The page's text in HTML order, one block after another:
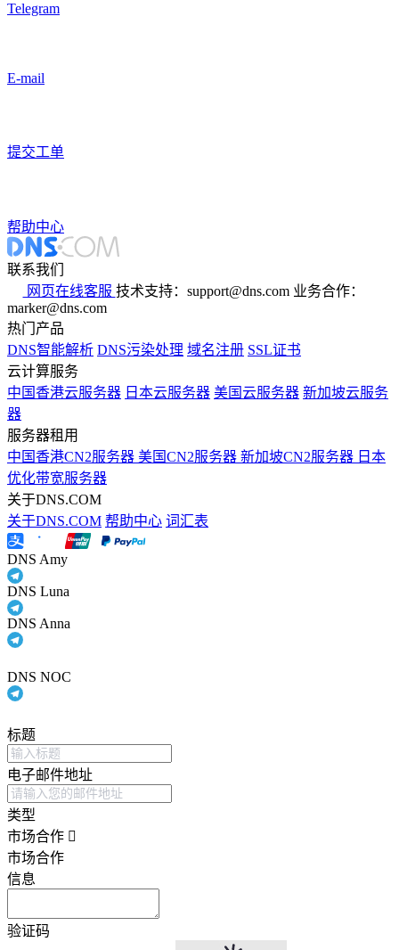
Telegram
E-mail
提交工单
帮助中心
联系我们
网页在线客服 技术支持：support@dns.com 业务合作：
marker@dns.com
热门产品
DNS智能解析 DNS污染处理 域名注册 SSL证书
云计算服务
中国香港云服务器 日本云服务器 美国云服务器 新加坡云服务
器
服务器租用
中国香港CN2服务器 美国CN2服务器 新加坡CN2服务器 日本
优化带宽服务器
关于DNS.COM
关于DNS.COM 帮助中心 词汇表
DNS Amy
DNS Luna
DNS Anna
DNS NOC
标题
电子邮件地址
类型
市场合作
市场合作
信息
验证码